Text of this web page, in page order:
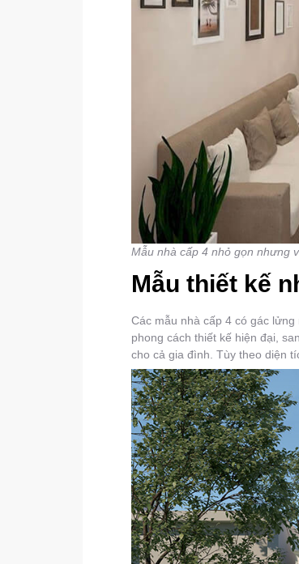
Mẫu nhà cấp 4 nhỏ gọn nhưng
Mẫu thiết kế
Các mẫu nhà cấp 4 có gác
phong cách thiết kế hiện đại,
cho cả gia đình. Tùy theo diện